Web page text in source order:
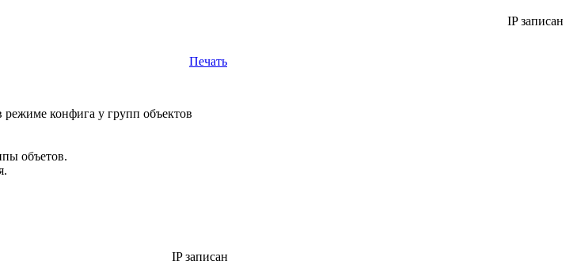
IP записан
Печать
режиме конфига у групп объектов
объетов.
IP записан